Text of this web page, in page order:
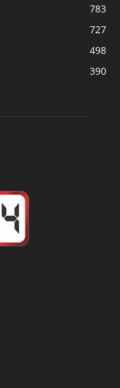
783
727
498
390